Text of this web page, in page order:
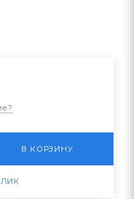
В КОРЗИНУ